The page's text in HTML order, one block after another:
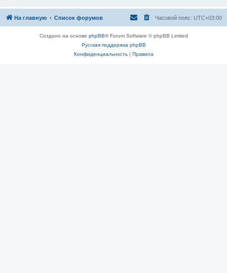
На главную Список форумов Часовой пояс: UTC+03:00
Создано на основе phpBB® Forum Software © phpBB Limited
Русская поддержка phpBB
Конфиденциальность| Правила